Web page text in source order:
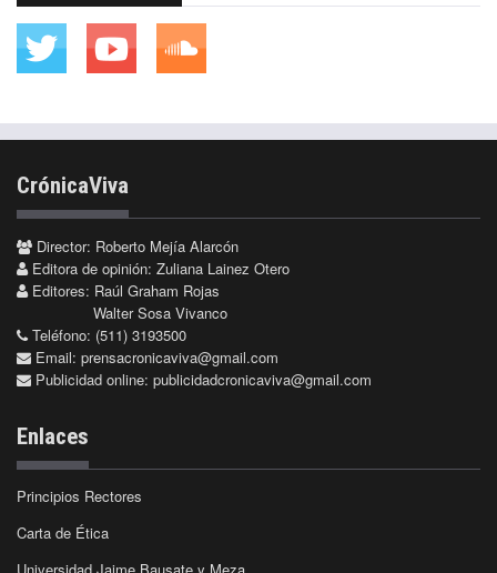
CrónicaViva
Director: Roberto Mejía Alarcón
Editora de opinión: Zuliana Lainez Otero
Editores: Raúl Graham Rojas
Walter Sosa Vivanco
Teléfono: (511) 3193500
Email: prensacronicaviva@gmail.com
Publicidad online: publicidadcronicaviva@gmail.com
Enlaces
Principios Rectores
Carta de Ética